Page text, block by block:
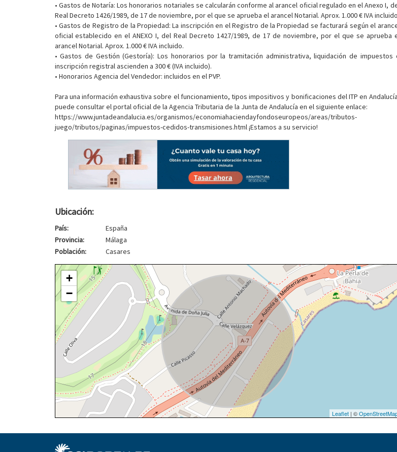
• Gastos de Notaría: Los honorarios notariales se calcularán conforme al arancel oficial regulado en el Anexo I,
Real Decreto 1426/1989, de 17 de noviembre, por el que se aprueba el arancel Notarial. Aprox. 1.000 € IVA
• Gastos de Registro de la Propiedad: La inscripción en el Registro de la Propiedad se facturará según el
oficial establecido en el ANEXO I, del Real Decreto 1427/1989, de 17 de noviembre, por el que se aprueba
arancel Notarial. Aprox. 1.000 € IVA incluido.
• Gastos de Gestión (Gestoría): Los honorarios por la tramitación administrativa, liquidación de impuestos
inscripción registral ascienden a 300 € (IVA incluido).
• Honorarios Agencia del Vendedor: incluidos en el PVP.
Para una información exhaustiva sobre el funcionamiento, tipos impositivos y bonificaciones del ITP en
puede consultar el portal oficial de la Agencia Tributaria de la Junta de Andalucía en el siguiente enlace:
https://www.juntadeandalucia.es/organismos/economiahaciendayfondoseuropeos/areas/tributos-
juego/tributos/paginas/impuestos-cedidos-transmisiones.html ¡Estamos a su servicio!
Ubicación:
País:
España
Provincia:
Málaga
Población:
Casares
+
−
Leaflet| ©